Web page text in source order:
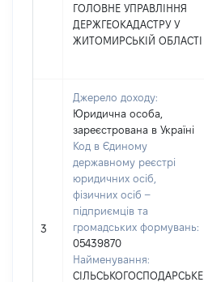
ГОЛОВНЕ УПРАВЛІННЯ
ДЕРЖГЕОКАДАСТРУ У
ЖИТОМИРСЬКІЙ ОБЛАСТІ
3
Джерело доходу:
Юридична особа,
зареєстрована в Україні
Код в Єдиному
державному реєстрі
юридичних осіб,
фізичних осіб –
підприємців та
громадських формувань:
05439870
Найменування:
СІЛЬСЬКОГОСПОДАРСЬКЕ